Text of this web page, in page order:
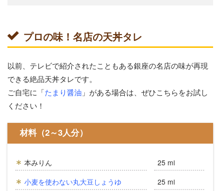
プロの味！名店の天丼タレ
以前、テレビで紹介されたこともある銀座の名店の味が再現
できる絶品天丼タレです。
ご自宅に「たまり醤油 」がある場合は、ぜひこちらをお試し
ください！
材料（2～3人分）
本みりん
小麦を使わない丸大豆しょうゆ
25 ml
25 ml